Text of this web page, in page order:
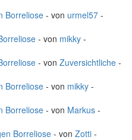
Borreliose - von urmel57 -
- von mikky -
- von Zuversichtliche -
Borreliose - von mikky -
Borreliose - von Markus -
Borreliose - von Zotti -